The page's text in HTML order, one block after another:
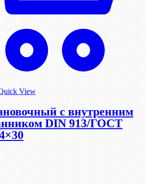
View
с внутренним
DIN 913/ГОСТ